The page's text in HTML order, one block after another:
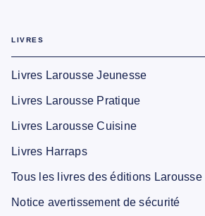
LIVRES
Livres Larousse Jeunesse
Livres Larousse Pratique
Livres Larousse Cuisine
Livres Harraps
Tous les livres des éditions Larousse
Notice avertissement de sécurité